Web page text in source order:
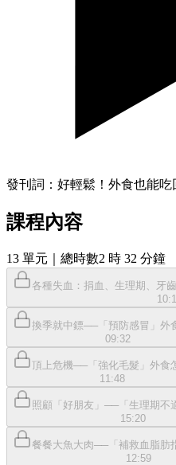
發刊詞：好輕鬆！外食也能吃
課程內容
13 單元 ｜總時數2 時 32 分鐘
各種失血：捐血、生理期、牙
換季就中鏢──「預防感冒」外
09:32
頂上危機──「強化毛髮」外食
11:48
照顧「好朋友」──「生理期不
15:20
餐餐大魚大肉──「補救血脂肪
12:59